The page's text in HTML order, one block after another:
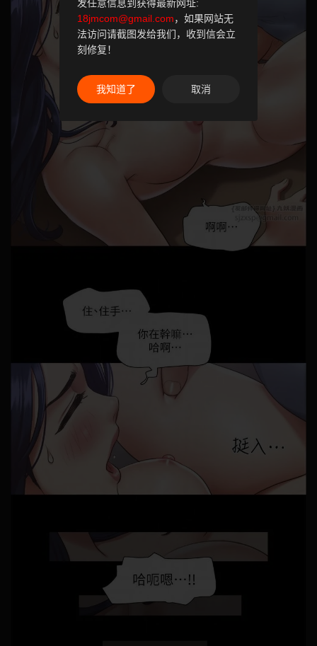
发任意信息到获得最新网址:
18jmcom@gmail.com，如果网站无
法访问请截图发给我们，收到信会立
刻修复！
我知道了 取消